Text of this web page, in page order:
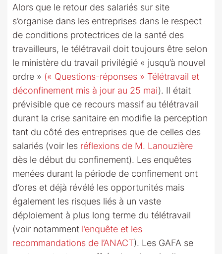
Alors que le retour des salariés sur site
s’organise dans les entreprises dans le respect
de conditions protectrices de la santé des
travailleurs, le télétravail doit toujours être selon
le ministère du travail privilégié « jusqu’à nouvel
ordre » (« Questions-réponses » Télétravail et
déconfinement mis à jour au 25 mai). Il était
prévisible que ce recours massif au télétravail
durant la crise sanitaire en modifie la perception
tant du côté des entreprises que de celles des
salariés (voir les réflexions de M. Lanouzière
dès le début du confinement). Les enquêtes
menées durant la période de confinement ont
d’ores et déjà révélé les opportunités mais
également les risques liés à un vaste
déploiement à plus long terme du télétravail
(voir notamment l’enquête et les
recommandations de l’ANACT). Les GAFA se